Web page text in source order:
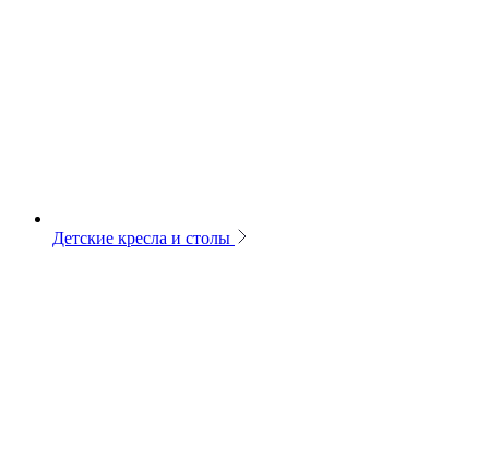
Детские кресла и столы